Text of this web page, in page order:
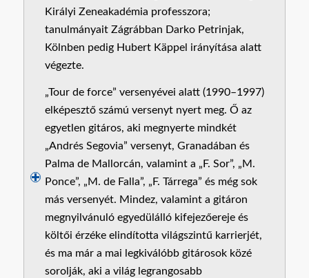
Királyi Zeneakadémia professzora;
tanulmányait Zágrábban Darko Petrinjak,
Kölnben pedig Hubert Käppel irányítása alatt
végezte.
„Tour de force” versenyévei alatt (1990–1997)
elképesztő számú versenyt nyert meg. Ő az
egyetlen gitáros, aki megnyerte mindkét
„Andrés Segovia” versenyt, Granadában és
Palma de Mallorcán, valamint a „F. Sor”, „M.
Ponce”, „M. de Falla”, „F. Tárrega” és még sok
más versenyét. Mindez, valamint a gitáron
megnyilvánuló egyedülálló kifejezőereje és
költői érzéke elindította világszintű karrierjét,
és ma már a mai legkiválóbb gitárosok közé
sorolják, aki a világ legrangosabb